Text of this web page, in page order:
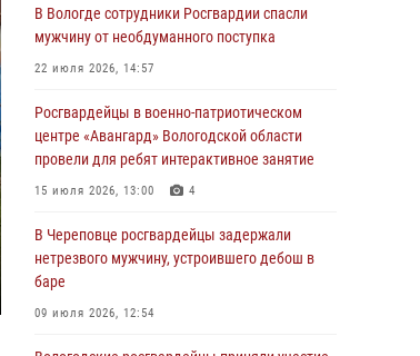
самбо
03 августа 2026, 08:54 8 1
ВНЕВЕДОМСТВЕННОЙ ОХРАНЫ РОСГВАРДИИ
В ВОЛОГОДСКОЙ ОБЛАСТИ ЗАДЕРЖАНО 23
ПРАВОНАРУШИТЕЛЯ
02 августа 2026, 10:37
Росгвардейцы в г. Соколе задержали
несовершеннолетнего нарушителя
на питбайке
31 июля 2026, 06:43
В Вологде сотрудники Росгвардии спасли
мужчину от необдуманного поступка
22 июля 2026, 14:57
Росгвардейцы в военно-патриотическом
центре «Авангард» Вологодской области
провели для ребят интерактивное занятие
15 июля 2026, 13:00 4
В Череповце росгвардейцы задержали
нетрезвого мужчину, устроившего дебош в
баре
09 июля 2026, 12:54